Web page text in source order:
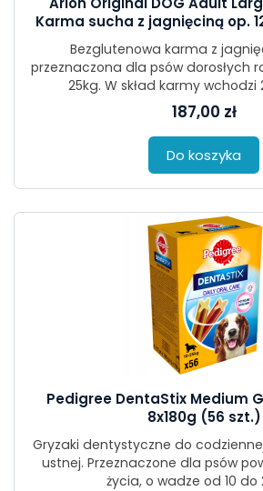
Karma sucha z jagnięciną op.
Bezglutenowa karma z
przeznaczona dla psów dorosłych
25kg. W skład karmy wchodzi
187,00 zł
Do koszyka
Pedigree DentaStix Medium
8x180g (56 szt.)
Gryzaki dentystyczne do
ustnej. Przeznaczone dla psów
życia, o wadze od 10 do